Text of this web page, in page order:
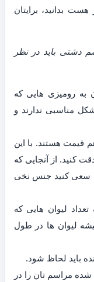
بدانید، برایتان
دشتی باید در نظر
به رومیزی هایی که
مناسبی ندارند و
قیمت هستند. با این
کنید. از آنجایی که
سعی کنید جنس نخی
لیوان هایی که
لیوان ها در طول
باید لحاظ شود.
مراسم تان را در